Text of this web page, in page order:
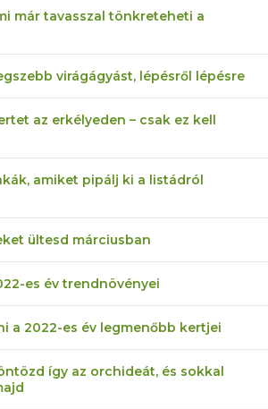
már tavasszal tönkreteheti a
virágágyást, lépésről lépésre
az erkélyeden – csak ez kell
amiket pipálj ki a listádról
ültesd márciusban
es év trendnövényei
a 2022-es év legmenőbb kertjei
így az orchideát, és sokkal